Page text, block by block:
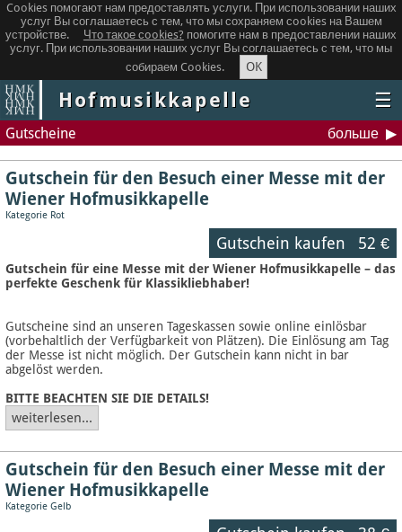
Cookies помогают нам предоставлять услуги. При использовании наших
услуг Вы соглашаетесь с тем, что мы сохраняем сookies на Вашем
устройстве.
Что такое сookies? помогите нам в предоставлении наших
услуг. При использовании наших услуг Вы соглашаетесь с тем, что мы
собираем Cookies.
OK
Hofmusikkapelle ☰
Gutscheine больше
Gutschein für den Besuch einer Messe mit der
Wiener Hofmusikkapelle
Kategorie Rot
Gutschein kaufen 52 €
Gutschein für eine Messe mit der Wiener Hofmusikkapelle – das
perfekte Geschenk für Klassikliebhaber!
Gutscheine sind an unseren Tageskassen sowie online einlösbar
(vorbehaltlich der Verfügbarkeit von Plätzen). Die Einlösung am Tag
der Messe ist nicht möglich. Der Gutschein kann nicht in bar
abgelöst werden.
BITTE BEACHTEN SIE DIE DETAILS!
weiterlesen...
Gutschein für den Besuch einer Messe mit der
Wiener Hofmusikkapelle
Kategorie Gelb